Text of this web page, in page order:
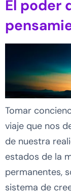
El poder
Tomar
viaje que nos
de nuestra
estados de la
permanentes,
sistema de